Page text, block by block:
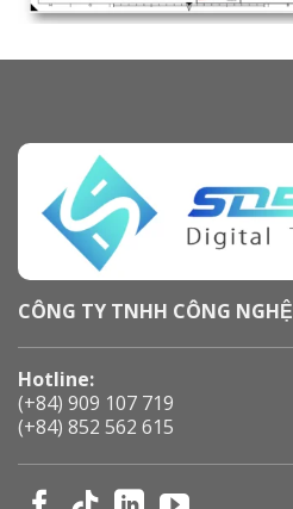
CÔNG TY TNHH CÔNG NGHỆ
Hotline:
(+84) 909 107 719
(+84) 852 562 615